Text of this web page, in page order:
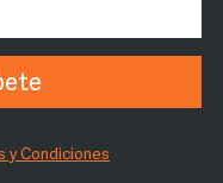
y Condiciones